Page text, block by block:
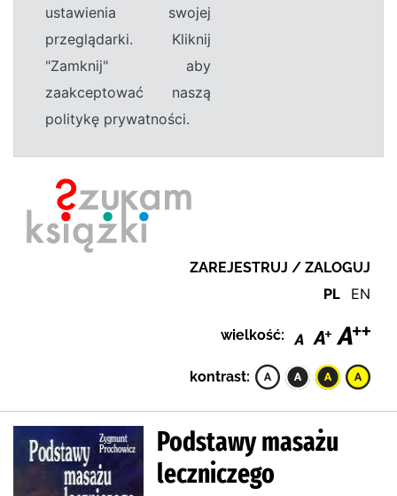
ustawienia swojej
przeglądarki. Kliknij
"Zamknij" aby
zaakceptować naszą
politykę prywatności.
ZAREJESTRUJ / ZALOGUJ
PL EN
wielkość:
kontrast:
Podstawy masażu
leczniczego